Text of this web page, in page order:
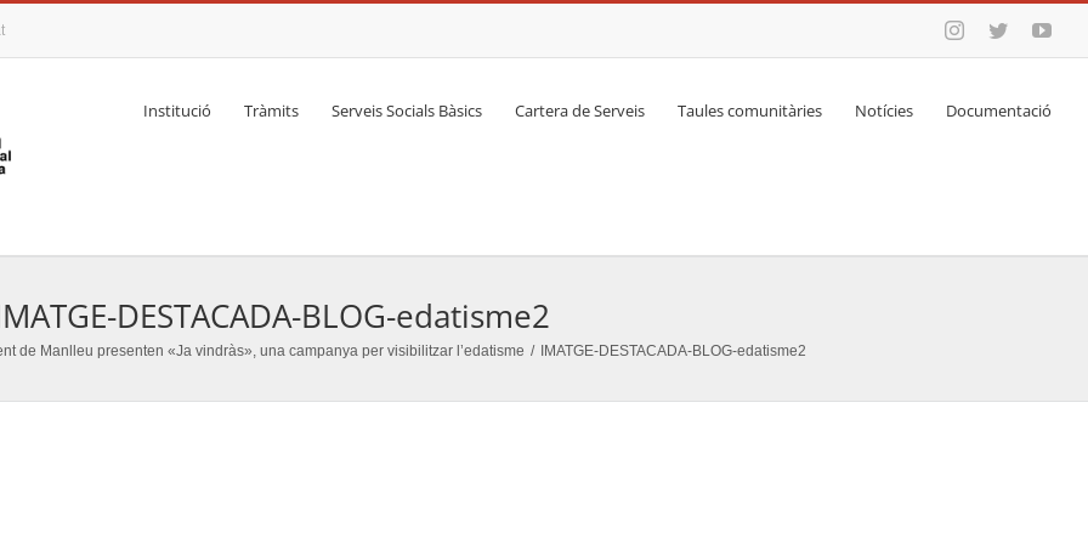
Instagram
Twitter
Institució Tràmits Serveis Socials Bàsics Cartera de Serveis Taules comunitàries Notícies Documentació
DESTACADA-BLOG-edatisme2
de Manlleu presenten «Ja vindràs», una campanya per visibilitzar l’edatisme / IMATGE-DESTACADA-BLOG-edatisme2